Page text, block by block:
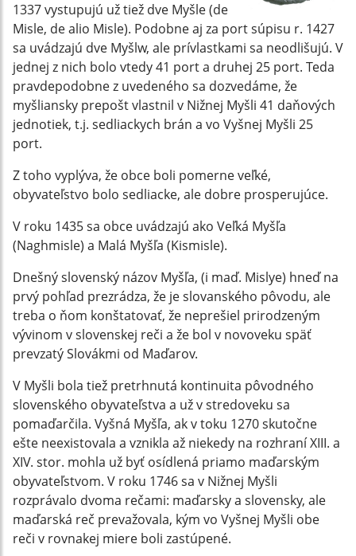
1337 vystupujú už tiež dve Myšle (de
Misle, de alio Misle). Podobne aj za port súpisu r. 1427
sa uvádzajú dve Myšlw, ale prívlastkami sa neodlišujú. V
jednej z nich bolo vtedy 41 port a druhej 25 port. Teda
pravdepodobne z uvedeného sa dozvedáme, že
myšliansky prepošt vlastnil v Nižnej Myšli 41 daňových
jednotiek, t.j. sedliackych brán a vo Vyšnej Myšli 25
port.
Z toho vyplýva, že obce boli pomerne veľké,
obyvateľstvo bolo sedliacke, ale dobre prosperujúce.
V roku 1435 sa obce uvádzajú ako Veľká Myšľa
(Naghmisle) a Malá Myšľa (Kismisle).
Dnešný slovenský názov Myšľa, (i maď. Mislye) hneď na
prvý pohľad prezrádza, že je slovanského pôvodu, ale
treba o ňom konštatovať, že neprešiel prirodzeným
vývinom v slovenskej reči a že bol v novoveku späť
prevzatý Slovákmi od Maďarov.
V Myšli bola tiež pretrhnutá kontinuita pôvodného
slovenského obyvateľstva a už v stredoveku sa
pomaďarčila. Vyšná Myšľa, ak v toku 1270 skutočne
ešte neexistovala a vznikla až niekedy na rozhraní XIII. a
XIV. stor. mohla už byť osídlená priamo maďarským
obyvateľstvom. V roku 1746 sa v Nižnej Myšli
rozprávalo dvoma rečami: maďarsky a slovensky, ale
maďarská reč prevažovala, kým vo Vyšnej Myšli obe
reči v rovnakej miere boli zastúpené.